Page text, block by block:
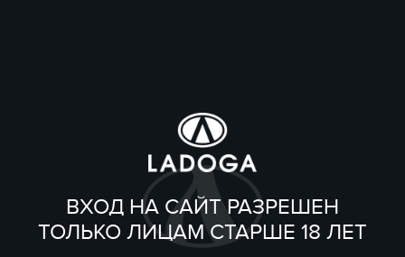
ВХОД НА САЙТ РАЗРЕШЕН
ТОЛЬКО ЛИЦАМ СТАРШЕ 18 ЛЕТ